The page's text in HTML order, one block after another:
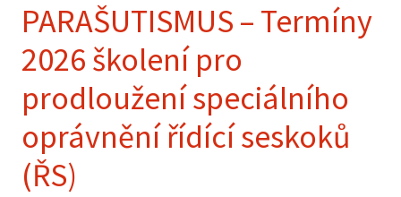
PARAŠUTISMUS – Termíny
2026 školení pro
prodloužení speciálního
oprávnění řídící seskoků
(ŘS)